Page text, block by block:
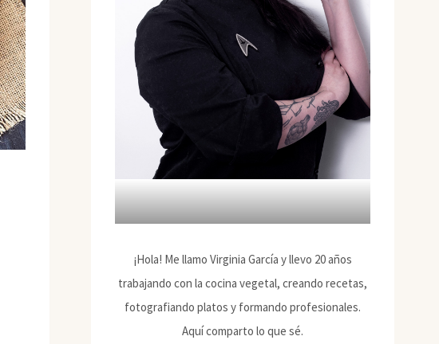
¡Hola! Me llamo Virginia García y llevo 20 años
trabajando con la cocina vegetal, creando recetas,
fotografiando platos y formando profesionales.
Aquí comparto lo que sé.